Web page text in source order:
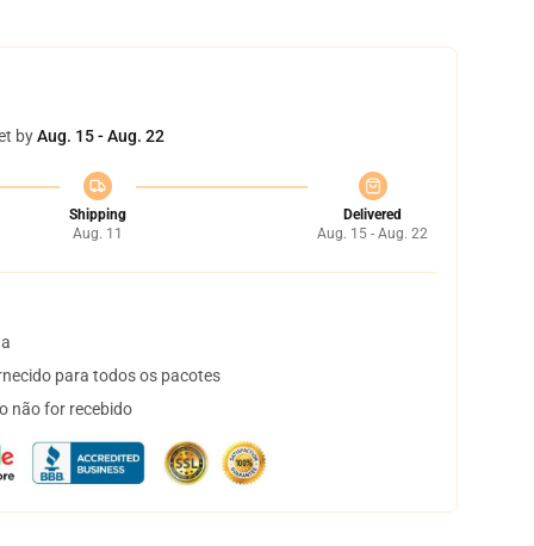
byAug. 15 - Aug. 22
Shipping
Aug. 11
Delivered
Aug. 15 - Aug. 22
para todos os pacotes
não for recebido